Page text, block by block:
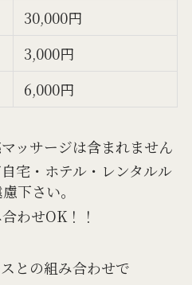
30,000円
3,000円
6,000円
ッサージは含まれません
宅・ホテル・レンタルル
下さい。
わせOK！！
との組み合わせで